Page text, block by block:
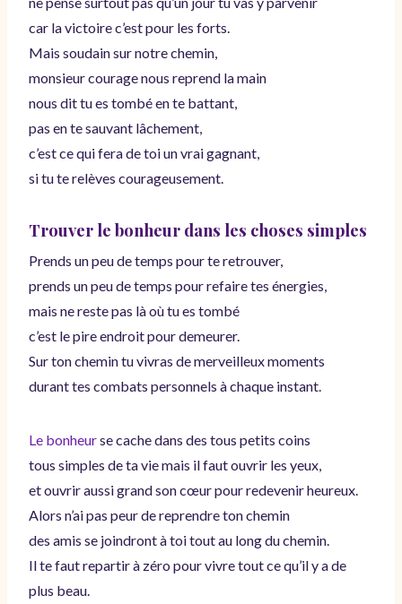
car la victoire c’est pour les forts.
Mais soudain sur notre chemin,
monsieur courage nous reprend la main
nous dit tu es tombé en te battant,
pas en te sauvant lâchement,
c’est ce qui fera de toi un vrai gagnant,
si tu te relèves courageusement.
Trouver le bonheur dans les choses simples
Prends un peu de temps pour te retrouver,
prends un peu de temps pour refaire tes énergies,
mais ne reste pas là où tu es tombé
c’est le pire endroit pour demeurer.
Sur ton chemin tu vivras de merveilleux moments
durant tes combats personnels à chaque instant.
Le bonheurse cache dans des tous petits coins
tous simples de ta vie mais il faut ouvrir les yeux,
et ouvrir aussi grand son cœur pour redevenir heureux.
Alors n’ai pas peur de reprendre ton chemin
des amis se joindront à toi tout au long du chemin.
Il te faut repartir à zéro pour vivre tout ce qu’il y a de
plus beau.